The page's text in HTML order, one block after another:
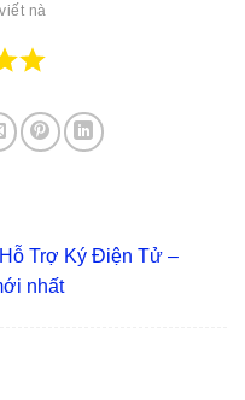
nà
Trợ Ký Điện Tử –
nhất